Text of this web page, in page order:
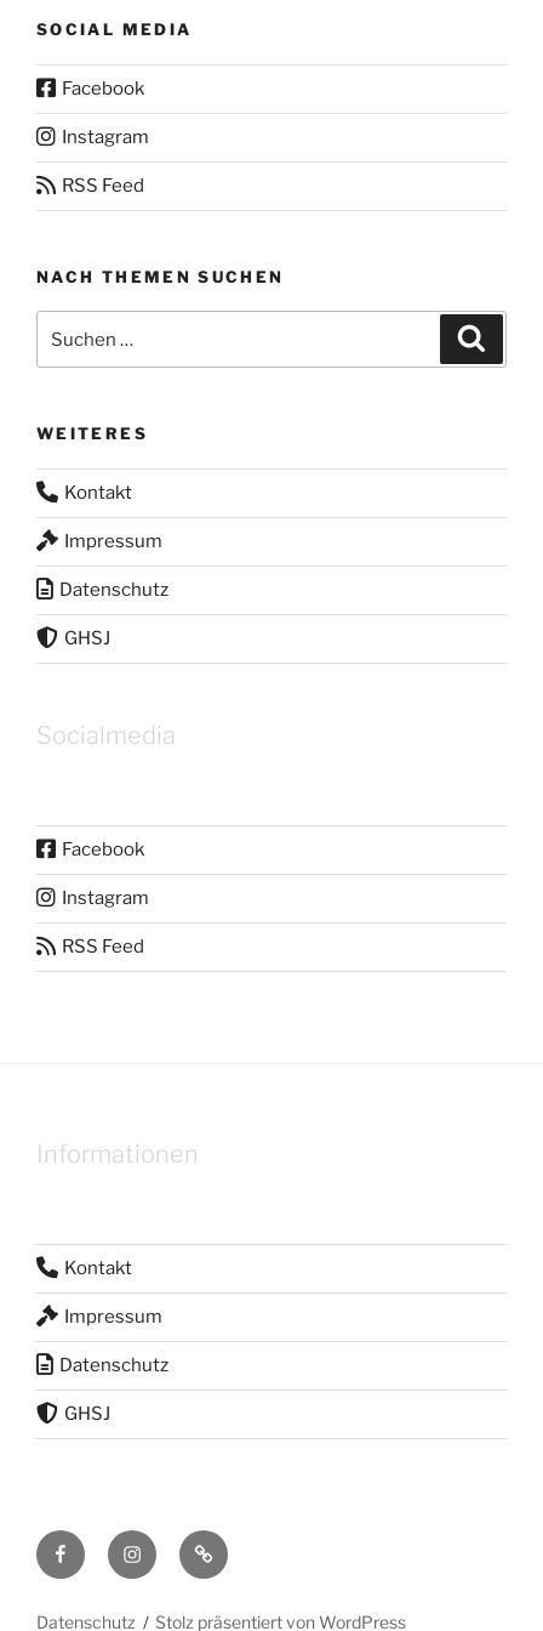
SOCIAL MEDIA
Facebook
Instagram
RSS Feed
NACH THEMEN SUCHEN
nach:
WEITERES
Kontakt
Impressum
Datenschutz
GHSJ
Socialmedia
Facebook
Instagram
RSS Feed
Informationen
Kontakt
Impressum
Datenschutz
GHSJ
FacebookInstagram
RSS
Datenschutz Stolz präsentiert von WordPress